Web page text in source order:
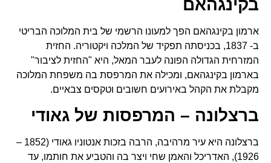
בקינגהאם
ארמון בקינגהאם הפך למעונו הרשמי של בית המלוכה הבריטי
ב- 1837, בכניסתה תפקיד של המלכה ויקטוריה. החזית
המזרחית הגדולה הפונה לעבר המאל, היא "החזית לציבור"
בארמון בקינגהאם, ומכילה את המרפסת בה משפחת המלוכה
מקבלת את הקהל באירועים חשובים וטקסים צבאיים.
ברצלונה – המרפסות של גאודי
ברצלונה היא עיר מרהיבה, הרבה בזכות אנטוניו גאודי (1852 –
1926), האדריכל והאמן שחי ויצר בה והטביע את חותמו, עד